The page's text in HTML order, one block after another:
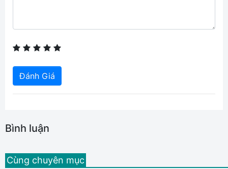
Đánh Giá
Bình luận
Cùng chuyên mục